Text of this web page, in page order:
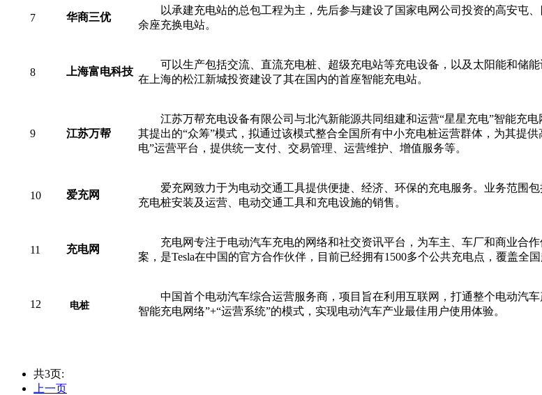
7 华商三优
以承建充电站的总包工程为主，先后参与建设了国家电网公司投资的高安屯
余座充换电站。
8 上海富电科技
可以生产包括交流、直流充电桩、超级充电站等充电设备，以及太阳能和储能
在上海的松江新城投资建设了其在国内的首座智能充电站。
9 江苏万帮
江苏万帮充电设备有限公司与北汽新能源共同组建和运营“星星充电”智能充
其提出的“众筹”模式，拟通过该模式整合全国所有中小充电桩运营群体，为其提
电”运营平台，提供统一支付、交易管理、运营维护、增值服务等。
10 爱充网
爱充网致力于为电动交通工具提供便捷、经济、环保的充电服务。业务范围
充电桩安装及运营、电动交通工具和充电设施的销售。
11 充电网
充电网专注于电动汽车充电的网络和社交资讯平台，为车主、车厂和商业合
案，是Tesla在中国的官方合作伙伴，目前已经拥有1500多个公共充电点，覆盖全国
12 电桩
中国首个电动汽车综合运营服务商，项目旨在利用互联网，打通整个电动汽
智能充电网络”+“运营系统”的模式，实现电动汽车产业最佳用户使用体验。
共3页:
上一页